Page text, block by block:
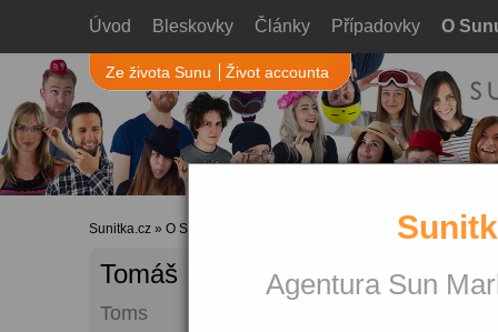
Agentura Sun
Úvod Bleskovky Články Případovky O
Ze života Sunu Život accounta
Sunitka.cz » O Sunu » Profil uživatele
Tomáš Mocek
Toms